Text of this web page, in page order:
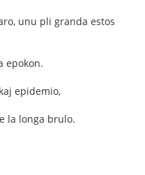
unu pli granda estos
epokon.
epidemio,
la longa brulo.